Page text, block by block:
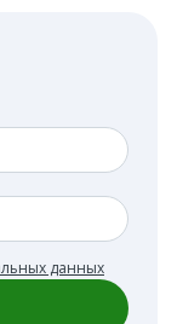
данных